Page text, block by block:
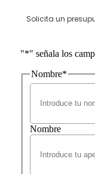
Solicita un
"*" señala los
Nombre*
Nombre